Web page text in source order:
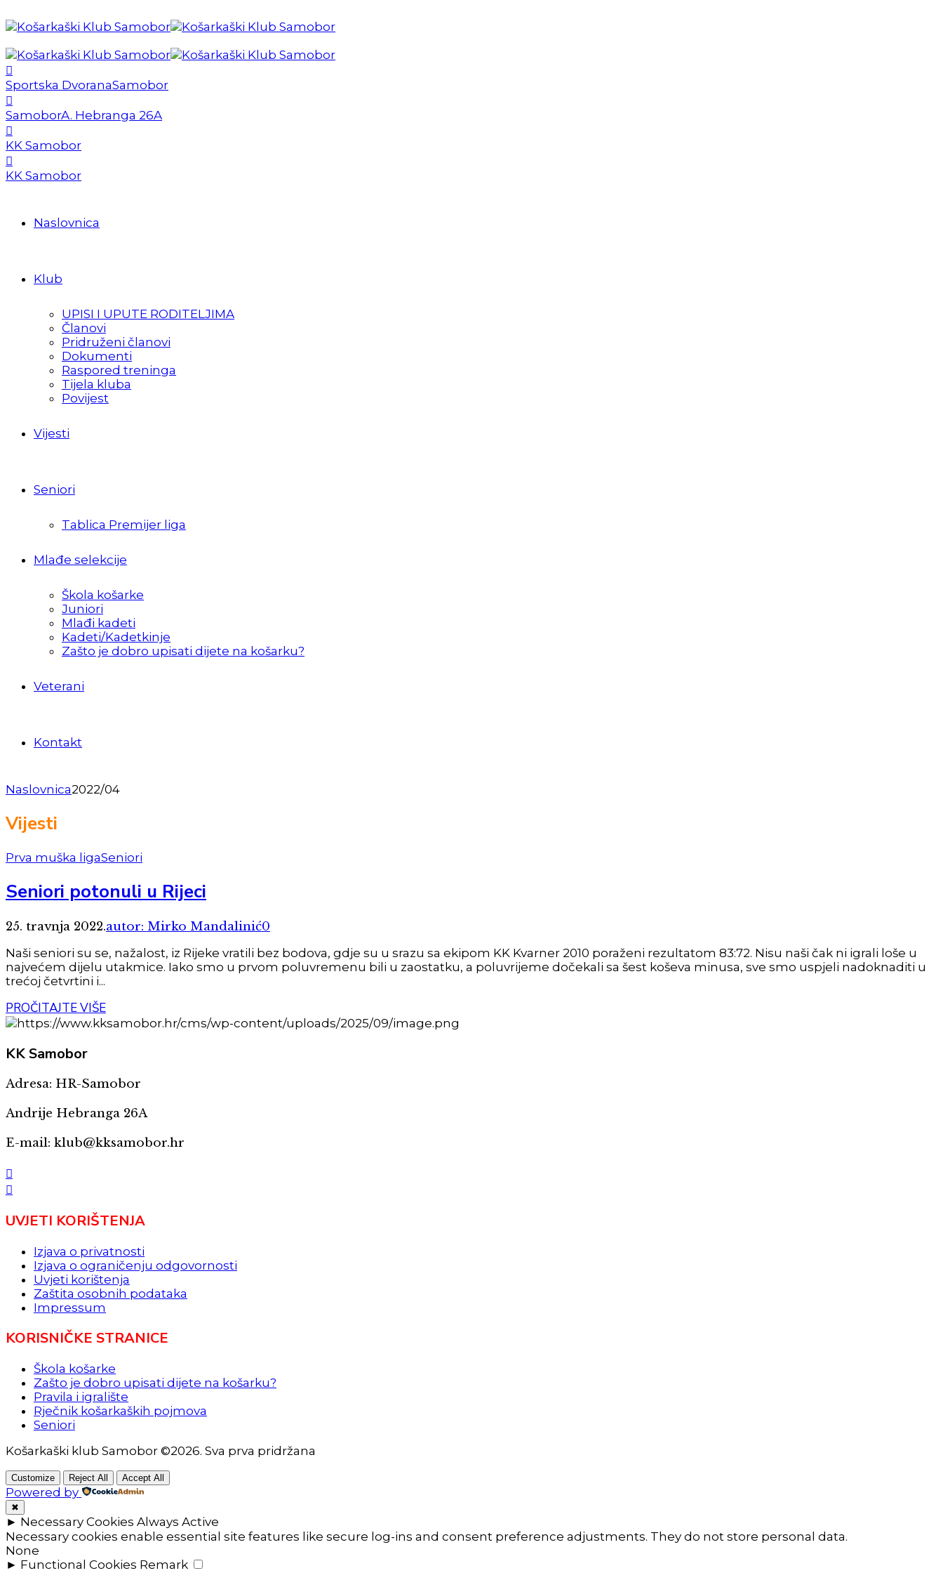
Sportska DvoranaSamobor
SamoborA. Hebranga 26A
KK Samobor
KK Samobor
Naslovnica
Klub
UPISI I UPUTE RODITELJIMA
Članovi
Pridruženi članovi
Dokumenti
Raspored treninga
Tijela kluba
Povijest
Vijesti
Seniori
Tablica Premijer liga
Mlađe selekcije
Škola košarke
Juniori
Mlađi kadeti
Kadeti/Kadetkinje
Zašto je dobro upisati dijete na košarku?
Veterani
Kontakt
Naslovnica2022/04
Vijesti
Prva muška ligaSeniori
Seniori potonuli u Rijeci
25. travnja 2022.autor: Mirko Mandalinić0
Naši seniori su se, nažalost, iz Rijeke vratili bez bodova, gdje su u srazu sa ekipom KK Kvarner 2010 poraženi rezultatom 83:72. Nisu naši čak ni igrali loše u
najvećem dijelu utakmice. Iako smo u prvom poluvremenu bili u zaostatku, a poluvrijeme dočekali sa šest koševa minusa, sve smo uspjeli nadoknaditi u
trećoj četvrtini i...
PROČITAJTE VIŠE
KKSamobor
Adresa: HR-Samobor
Andrije Hebranga 26A
E-mail: klub@kksamobor.hr
UVJETI KORIŠTENJA
Izjava o privatnosti
Izjava o ograničenju odgovornosti
Uvjeti korištenja
Zaštita osobnih podataka
Impressum
KORISNIČKE STRANICE
Škola košarke
Zašto je dobro upisati dijete na košarku?
Pravila i igralište
Rječnik košarkaških pojmova
Seniori
Košarkaški klub Samobor ©2026. Sva prva pridržana
Customize Reject All Accept All
Powered by
✖
► Necessary Cookies Always Active
Necessary cookies enable essential site features like secure log-ins and consent preference adjustments. They do not store personal data.
None
► Functional Cookies Remark